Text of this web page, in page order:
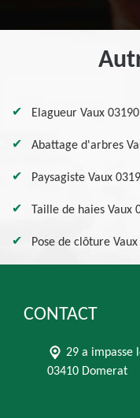
Elagueur Vaux 03190
Abattage d'arbres
Paysagiste Vaux
Taille de haies Vaux
Pose de clôture
CONTACT
29 a impasse
03410 Domerat